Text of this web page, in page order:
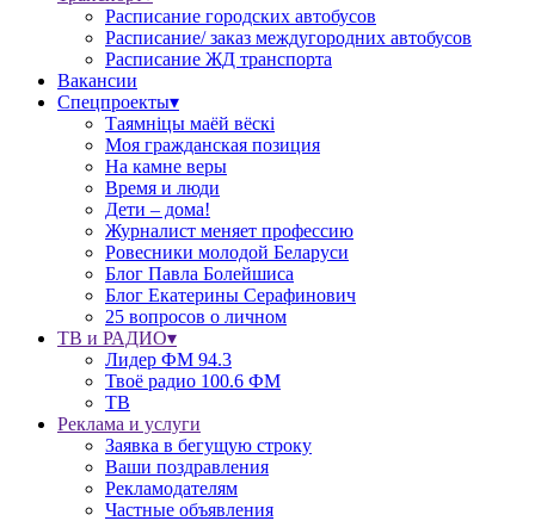
Расписание городских автобусов
Расписание/ заказ междугородних автобусов
Расписание ЖД транспорта
Вакансии
Спецпроекты▾
Таямніцы маёй вёскі
Моя гражданская позиция
На камне веры
Время и люди
Дети – дома!
Журналист меняет профессию
Ровесники молодой Беларуси
Блог Павла Болейшиса
Блог Екатерины Серафинович
25 вопросов о личном
ТВ и РАДИО▾
Лидер ФМ 94.3
Твоё радио 100.6 ФМ
ТВ
Реклама и услуги
Заявка в бегущую строку
Ваши поздравления
Рекламодателям
Частные объявления